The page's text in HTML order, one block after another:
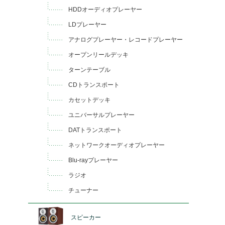
HDDオーディオプレーヤー
LDプレーヤー
アナログプレーヤー・レコードプレーヤー
オープンリールデッキ
ターンテーブル
CDトランスポート
カセットデッキ
ユニバーサルプレーヤー
DATトランスポート
ネットワークオーディオプレーヤー
Blu-rayプレーヤー
ラジオ
チューナー
スピーカー